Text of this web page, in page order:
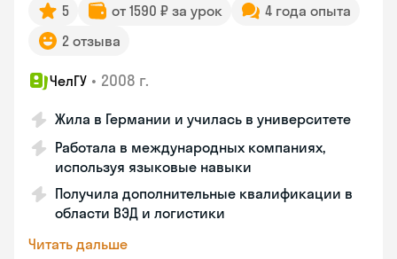
5 от 1590 ₽ за урок
4 года опыта
2 отзыва
ЧелГУ • 2008 г.
Жила в Германии и училась в университете
Работала в международных компаниях,
используя языковые навыки
Получила дополнительные квалификации в
области ВЭД и логистики
Читать дальше